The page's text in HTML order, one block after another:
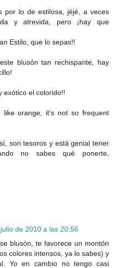
por lo de estilosa, jéjé, a veces
y atrevida, pero ¡hay que
Estilo, que lo sepas!!
blusón tan rechispante, hay
exótico el colorido!!
orange, it's not so frequent
son tesoros y está genial tener
no sabes qué ponerte,
de 2010 a las 20:56
blusón, te favorece un montón
colores intensos, ya lo sabes) y
Yo en cambio no tengo casi